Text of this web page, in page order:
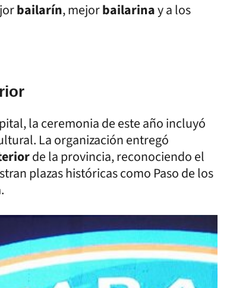
bailarín, mejorbailarinay a los
la ceremonia de este año incluyó
La organización entregó
de la provincia, reconociendo el
plazas históricas como Paso de los